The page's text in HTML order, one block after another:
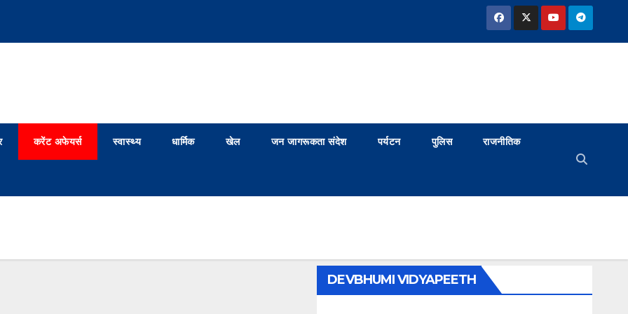
करेंट अफेयर्स स्वास्थ्य धार्मिक खेल जन जागरूकता संदेश पर्यटन पुलिस राजनीतिक
DEVBHUMI VIDYAPEETH